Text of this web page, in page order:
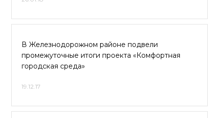
В Железнодорожном районе подвели
промежуточные итоги проекта «Комфортная
городская среда»
19.12.17